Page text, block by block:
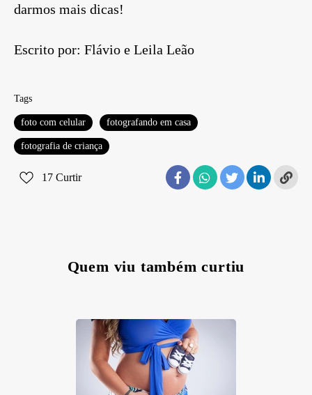
darmos mais dicas!
Escrito por: Flávio e Leila Leão
Tags
foto com celular fotografando em casa
fotografia de criança
17 Curtir
Quem viu também curtiu